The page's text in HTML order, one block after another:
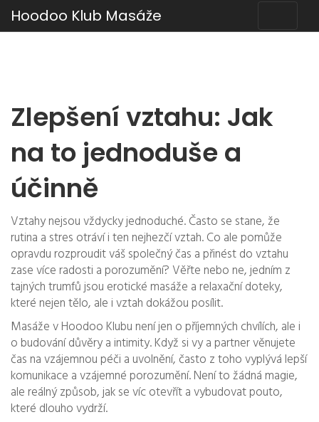
Hoodoo Klub Masáže
Zlepšení vztahu: Jak
na to jednoduše a
účinně
Vztahy nejsou vždycky jednoduché. Často se stane, že
rutina a stres otráví i ten nejhezčí vztah. Co ale pomůže
opravdu rozproudit váš společný čas a přinést do vztahu
zase více radosti a porozumění? Věřte nebo ne, jedním z
tajných trumfů jsou erotické masáže a relaxační doteky,
které nejen tělo, ale i vztah dokážou posílit.
Masáže v Hoodoo Klubu není jen o příjemných chvílích, ale i
o budování důvěry a intimity. Když si vy a partner věnujete
čas na vzájemnou péči a uvolnění, často z toho vyplývá lepší
komunikace a vzájemné porozumění. Není to žádná magie,
ale reálný způsob, jak se víc otevřít a vybudovat pouto,
které dlouho vydrží.